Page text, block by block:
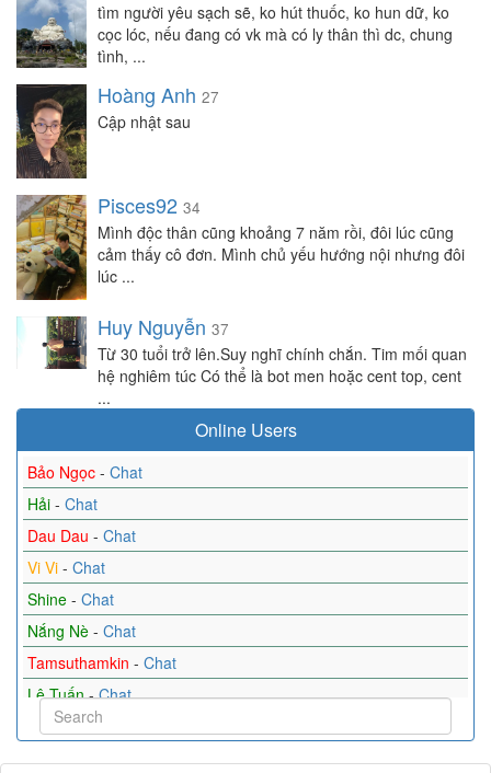
tìm người yêu sạch sẽ, ko hút thuốc, ko hun dữ, ko
cọc lóc, nếu đang có vk mà có ly thân thì dc, chung
tình, ...
Hoàng Anh 27
Cập nhật sau
Pisces92 34
Mình độc thân cũng khoảng 7 năm rồi, đôi lúc cũng
cảm thấy cô đơn. Mình chủ yếu hướng nội nhưng đôi
lúc ...
Huy Nguyễn 37
Từ 30 tuổi trở lên.Suy nghĩ chính chắn. Tim mối quan
hệ nghiêm túc Có thể là bot men hoặc cent top, cent
...
Online Users
Bảo Ngọc - Chat
Hải - Chat
Dau Dau - Chat
Vi Vi - Chat
Shine - Chat
Nắng Nè - Chat
Tamsuthamkin - Chat
Lê Tuấn-Chat
Mina-Chat